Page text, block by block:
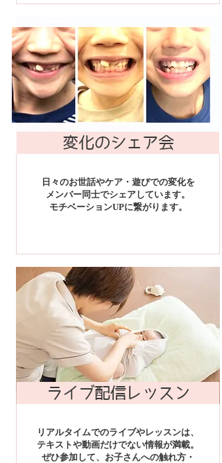
変化のシェア会
日々のお世話やケア・遊びでの変化を
メンバー同士でシェアしています。
モチベーションUPに繋がります。
ライブ配信レッスン
リアルタイムでのライブやレッスンは、
テキストや動画だけでない情報が満載。
ぜひ参加して、お子さんへの触れ方・